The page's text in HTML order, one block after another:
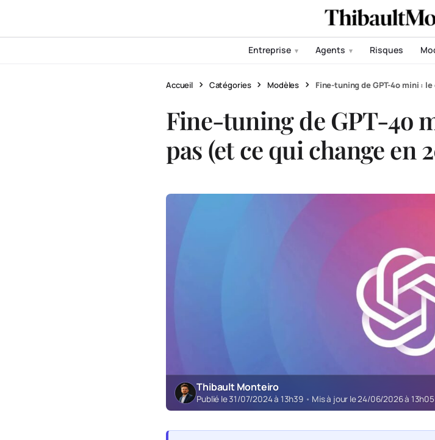
Entreprise ▾ Agents ▾ Risques
Accueil Catégories Modèles Fine-tuning de GPT-4o mini :
Fine-tuning de GPT-4o
pas (et ce qui change en
Thibault Monteiro
Publié le 31/07/2024 à 13h39 • Mis à jour le 24/06/2026 à 13h05